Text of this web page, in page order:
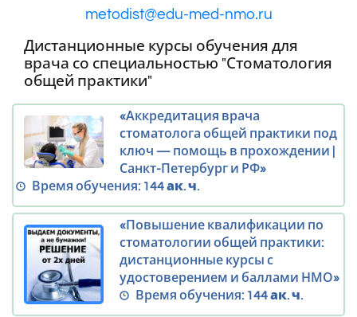
metodist@edu-med-nmo.ru
Дистанционные курсы обучения для
врача со специальностью "Стоматология
общей практики"
«Аккредитация врача
стоматолога общей практики под
ключ — помощь в прохождении |
Санкт-Петербург и РФ»
Время обучения: 144 ак. ч.
«Повышение квалификации по
стоматологии общей практики:
дистанционные курсы с
удостоверением и баллами НМО»
Время обучения: 144 ак. ч.